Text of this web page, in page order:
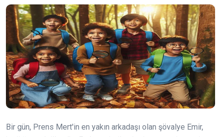
Bir gün, Prens Mert'in en yakın arkadaşı olan şövalye Emir,